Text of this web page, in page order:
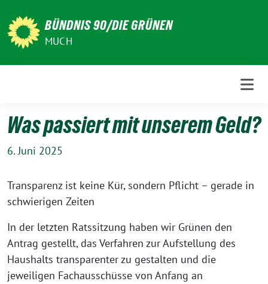
zum
Inhalt
BÜNDNIS 90/DIE GRÜNEN
MUCH
Was passiert mit unserem Geld?
6. Juni 2025
Transparenz ist keine Kür, sondern Pflicht – gerade in
schwierigen Zeiten
In der letzten Ratssitzung haben wir Grünen den
Antrag gestellt, das Verfahren zur Aufstellung des
Haushalts transparenter zu gestalten und die
jeweiligen Fachausschüsse von Anfang an